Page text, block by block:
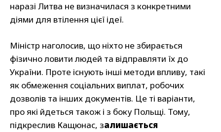
наразі Литва не визначилася з конкретними
діями для втілення цієї ідеї.
Міністр наголосив, що ніхто не збирається
фізично ловити людей та відправляти їх до
України. Проте існують інші методи впливу, такі
як обмеження соціальних виплат, робочих
дозволів та інших документів. Це ті варіанти,
про які йдеться також і з боку Польщі. Тому,
підкреслив Кащюнас, залишається